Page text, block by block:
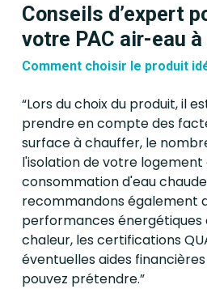
Conseils d’expert
votre PAC air-eau à
Comment choisir le produit
“Lors du choix du produit, il
prendre en compte des
surface à chauffer, le
l'isolation de votre
consommation d'eau
recommandons également
performances énergétiques
chaleur, les certifications
éventuelles aides
pouvez prétendre.”